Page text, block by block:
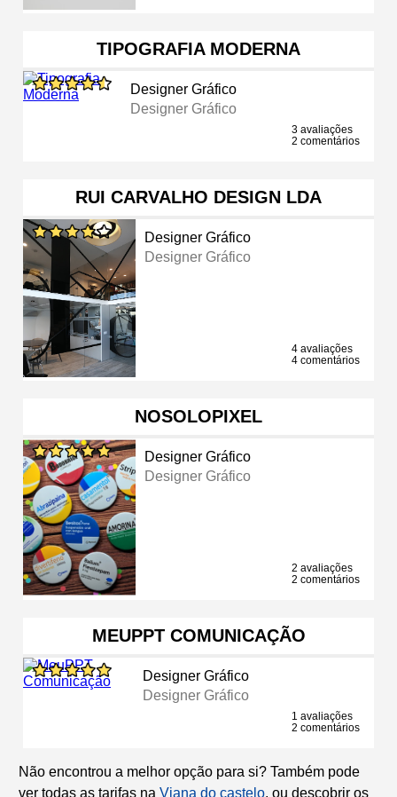
TIPOGRAFIA MODERNA
Designer Gráfico
Designer Gráfico
3 avaliações
2 comentários
RUI CARVALHO DESIGN LDA
Designer Gráfico
Designer Gráfico
4 avaliações
4 comentários
NOSOLOPIXEL
Designer Gráfico
Designer Gráfico
2 avaliações
2 comentários
MEUPPT COMUNICAÇÃO
Designer Gráfico
Designer Gráfico
1 avaliações
2 comentários
Não encontrou a melhor opção para si? Também pode
ver todas as tarifas na Viana do castelo, ou descobrir os